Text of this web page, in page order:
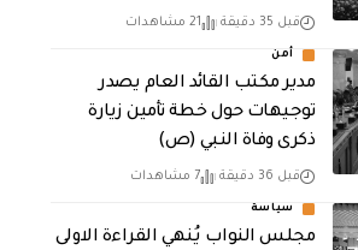
قبل 35 دقيقة 21 مشاهدات
أمن
مدير مكتب القائد العام يصدر
توجيهات حول خطة تأمين زيارة
ذكرى وفاة النبي (ص)
قبل 36 دقيقة 7 مشاهدات
سياسة
مجلس النواب يُنهي القراءة الاولى